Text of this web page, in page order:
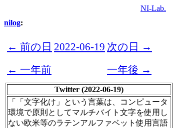
NI-Lab.
nilog:
← 前の日 2022-06-19 次の日 →
← 一年前
一年後 →
Twitter (2022-06-19)
「「文字化け」という言葉は、コンピュータ
環境で原則としてマルチバイト文字を使用し
ない欧米等のラテンアルファベット使用言語